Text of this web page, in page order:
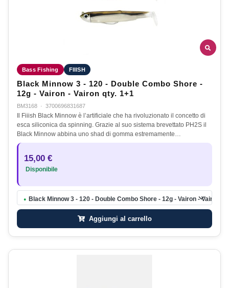
Bass Fishing FIIISH
Black Minnow 3 - 120 - Double Combo Shore -
12g - Vairon - Vairon qty. 1+1
BM3168 · 3700696831687
Il Fiiish Black Minnow è l’artificiale che ha rivoluzionato il concetto di
esca siliconica da spinning. Grazie al suo sistema brevettato PH2S il
Black Minnow abbina uno shad di gomma estremamente…
15,00 €
Disponibile
● Black Minnow 3 - 120 - Double Combo Shore - 12g - Vairon - Vairon
Aggiungi al carrello